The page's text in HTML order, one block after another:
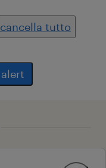
cancella tutto